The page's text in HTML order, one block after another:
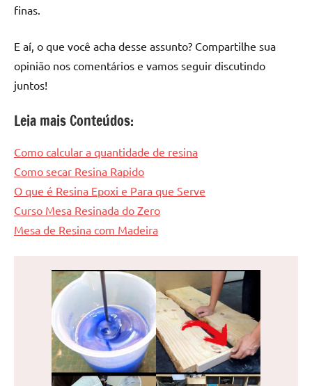
finas.
E aí, o que você acha desse assunto? Compartilhe sua
opinião nos comentários e vamos seguir discutindo
juntos!
Leia mais Conteúdos:
Como calcular a quantidade de resina
Como secar Resina Rapido
O que é Resina Epoxi e Para que Serve
Curso Mesa Resinada do Zero
Mesa de Resina com Madeira